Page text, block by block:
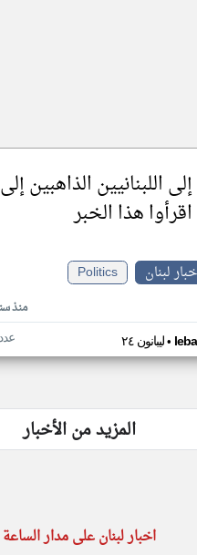
إلى اللبنانيين الذاهبين
اقرأوا هذا الخبر
لبنان
Politics
منذ
ليبانون ٢٤• عدد
المزيد من الأخبار
اخبار لبنان على مدار الساعة